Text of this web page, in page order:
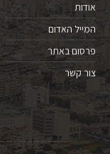
אודות
המייל האדום
פרסום באתר
צור קשר